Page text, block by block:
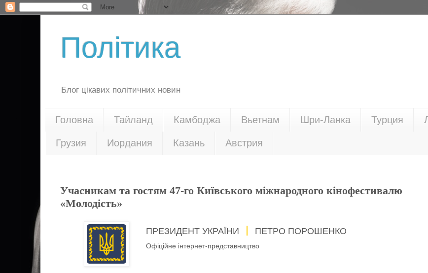
Політика
Блог цікавих політичних новин
Головна Тайланд Камбоджа Вьетнам Шри-Ланка Турция
Грузия Иордания Казань Австрия
Учасникам та гостям 47-го Київського міжнародного кінофестивалю
«Молодість»
ПРЕЗИДЕНТ УКРАЇНИ ПЕТРО ПОРОШЕНКО
Офіційне інтернет-представництво